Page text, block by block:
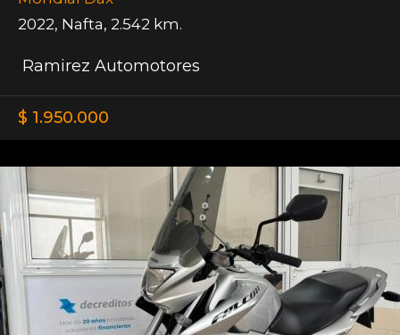
2022, Nafta, 2.542 km.
Ramirez Automotores
$ 1.950.000